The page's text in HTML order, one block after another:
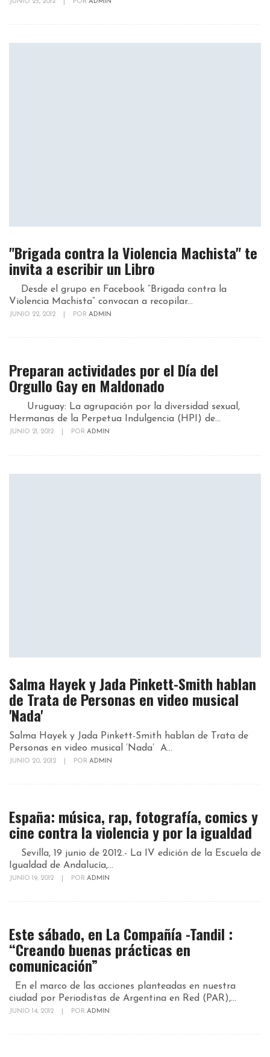
JUNIO 25, 2012 POR ADMIN
"Brigada contra la Violencia Machista" te
invita a escribir un Libro
Desde el grupo en Facebook “Brigada contra la
Violencia Machista” convocan a recopilar...
JUNIO 22, 2012 POR ADMIN
Preparan actividades por el Día del
Orgullo Gay en Maldonado
Uruguay: La agrupación por la diversidad sexual,
Hermanas de la Perpetua Indulgencia (HPI) de...
JUNIO 21, 2012 POR ADMIN
Salma Hayek y Jada Pinkett-Smith hablan
de Trata de Personas en video musical
'Nada'
Salma Hayek y Jada Pinkett-Smith hablan de Trata de
Personas en video musical ‘Nada’ A...
JUNIO 20, 2012 POR ADMIN
España: música, rap, fotografía, comics y
cine contra la violencia y por la igualdad
Sevilla, 19 junio de 2012.- La IV edición de la Escuela de
Igualdad de Andalucía,...
JUNIO 19, 2012 POR ADMIN
Este sábado, en La Compañía -Tandil :
“Creando buenas prácticas en
comunicación”
En el marco de las acciones planteadas en nuestra
ciudad por Periodistas de Argentina en Red (PAR),...
JUNIO 14, 2012 POR ADMIN